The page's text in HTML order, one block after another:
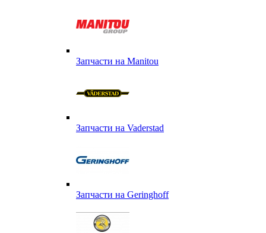
Запчасти на Manitou
Запчасти на Vaderstad
Запчасти на Geringhoff